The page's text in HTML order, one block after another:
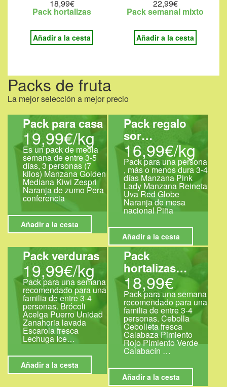
18,99€
Pack hortalizas
Añadir a la cesta
22,99€
Pack semanal mixto
Añadir a la cesta
Packs de fruta
La mejor selección a mejor precio
Pack para casa
19,99€/kg
Es un pack de media
semana de entre 3-5
días, 3 personas (7
kilos) Manzana Golden
Mediana Kiwi Zespri
Naranja de zumo Pera
conferencia
Añadir a la cesta
Pack regalo
sor…
16,99€/kg
Pack para una persona
, más o menos dura 3-4
días Manzana Pink
Lady Manzana Reineta
Uva Red Globe
Naranja de mesa
nacional Piña
Añadir a la cesta
Pack verduras
19,99€/kg
Pack para una semana
recomendado para una
familia de entre 3-4
personas. Brócoli
Acelga Puerro Unidad
Zanahoria lavada
Escarola fresca
Lechuga Ice…
Añadir a la cesta
Pack
hortalizas…
18,99€
Pack para una semana
recomendado para una
familia de entre 3-4
personas. Cebolla
Cebolleta fresca
Calabaza Pimiento
Rojo Pimiento Verde
Calabacín …
Añadir a la cesta